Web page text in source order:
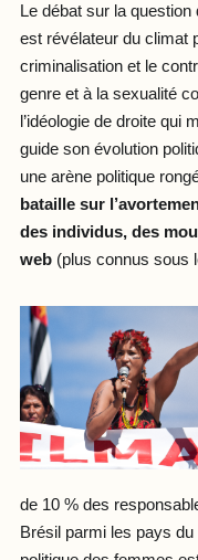
Le débat sur la
est révélateur du climat
criminalisation et le
genre et à la sexualité
l’idéologie de droite qui
guide son évolution
une arène politique
bataille sur
des individus, des
web(plus connus sous
de 10 % des
Brésil parmi les pays